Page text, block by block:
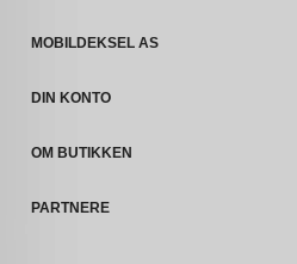
MOBILDEKSEL AS
DIN KONTO
OM BUTIKKEN
PARTNERE